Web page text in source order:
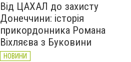
Від ЦАХАЛ до захисту
Донеччини: історія
прикордонника Романа
Віхляєва з Буковини
НОВИНИ